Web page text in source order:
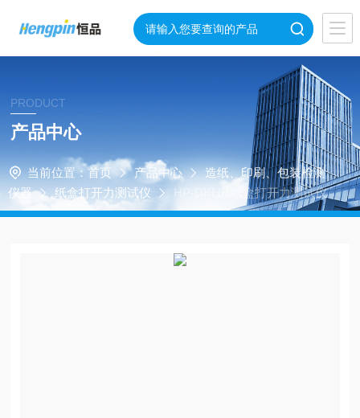
PRODUCT
产品中心
当前位置： 首页 产品中心
造纸、印刷、包装检测
仪器
纸盒打开力测试仪 HP-DKL01纸盒打开力测试仪